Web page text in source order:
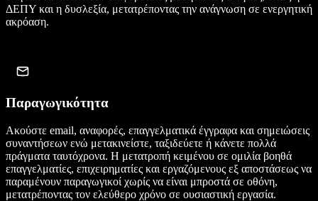
ΔΕΠΥ και η δυσλεξία, μετατρέποντας την ανάγνωση σε ενεργητική
ακρόαση.
Παραγωγικότητα
Ακούστε email, αναφορές, επαγγελματικά έγγραφα και σημειώσεις
συναντήσεων ενώ μετακινείστε, ταξιδεύετε ή κάνετε πολλά
πράγματα ταυτόχρονα. Η μετατροπή κειμένου σε ομιλία βοηθά
επαγγελματίες, επιχειρηματίες και εργαζόμενους εξ αποστάσεως να
παραμένουν παραγωγικοί χωρίς να είναι μπροστά σε οθόνη,
μετατρέποντας τον ελεύθερο χρόνο σε ουσιαστική εργασία.